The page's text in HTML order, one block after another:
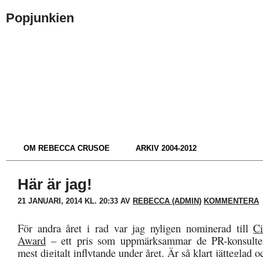
Popjunkien
OM REBECCA CRUSOE ARKIV 2004-2012
Här är jag!
21 JANUARI, 2014 KL. 20:33 AV REBECCA (ADMIN) KOMMENTERA
För andra året i rad var jag nyligen nominerad till
Award – ett pris som uppmärksammar de PR-
mest digitalt inflytande under året. Är så klart jätteglad